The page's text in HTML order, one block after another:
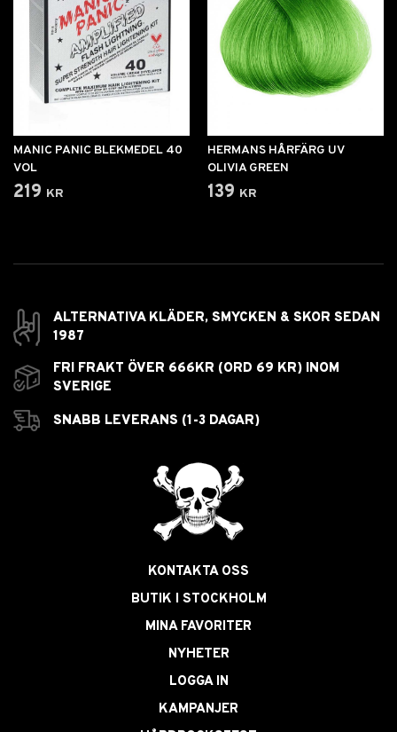
MANIC PANIC BLEKMEDEL 40
VOL
219 kr
HERMANS HÅRFÄRG UV
OLIVIA GREEN
139 kr
ALTERNATIVA KLÄDER, SMYCKEN & SKOR SEDAN
1987
FRI FRAKT ÖVER 666KR (ORD 69 KR) INOM
SVERIGE
SNABB LEVERANS (1-3 DAGAR)
KONTAKTA OSS
BUTIK I STOCKHOLM
MINA FAVORITER
NYHETER
LOGGA IN
KAMPANJER